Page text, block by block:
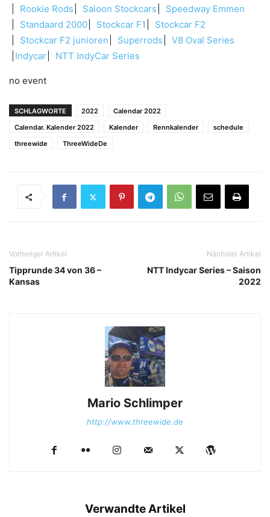
Rookie Rods
Saloon Stockcars
Speedway Emmen
Standaard 2000
Stockcar F1
Stockcar F2
Stockcar F2 junioren
Superrods
V8 Oval Series
Indycar
NTT IndyCar Series
no event
SCHLAGWORTE 2022
Calendar 2022
Calendar. Kalender 2022
Kalender Rennkalender
schedule
threewide
ThreeWideDe
Vorheriger Artikel
Tipprunde 34 von 36 –
Kansas
Nächster Artikel
NTT Indycar Series – Saison
2022
Mario Schlimper
http://www.threewide.de
Verwandte Artikel